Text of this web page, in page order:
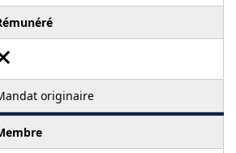
originaire